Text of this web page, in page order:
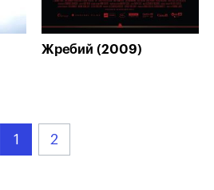
Жребий (2009)
1 2